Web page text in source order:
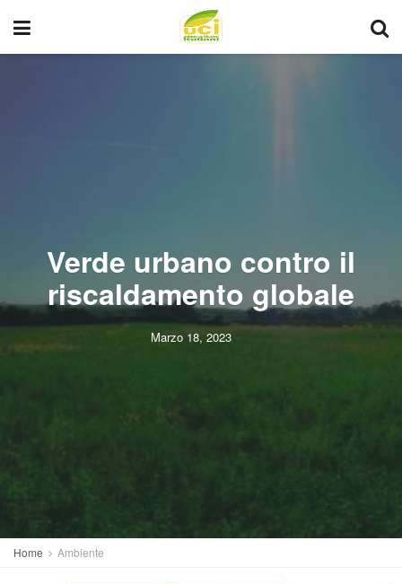
Verde urbano contro il
riscaldamento globale
Marzo 18, 2023
Home Ambiente